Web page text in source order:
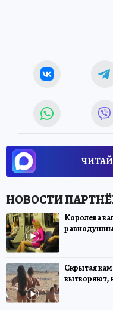
Королева
Скрытая
вытворяют,